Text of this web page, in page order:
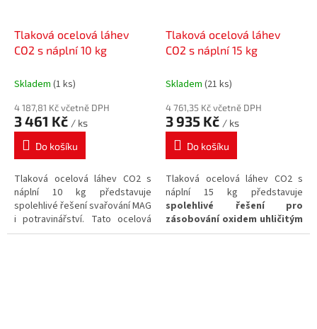
Tlaková ocelová láhev
CO2 s náplní 10 kg
Skladem (1 ks)
4 187,81 Kč včetně DPH
3 461 Kč / ks
Do košíku
Tlaková ocelová láhev CO2 s
náplní 10 kg představuje
spolehlivé řešení svařování MAG
i potravinářství. Tato ocelová
láhev je vybavena ventilem s
Tlaková ocelová láhev
CO2 s náplní 15 kg
Skladem (21 ks)
4 761,35 Kč včetně DPH
3 935 Kč / ks
Do košíku
Tlaková ocelová láhev CO2 s
náplní 15 kg představuje
spolehlivé řešení pro
zásobování oxidem uhličitým
s výstupním závitem ventilu